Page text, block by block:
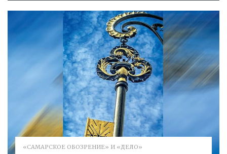
«САМАРСКОЕ ОБОЗРЕНИЕ» И «ДЕЛО»